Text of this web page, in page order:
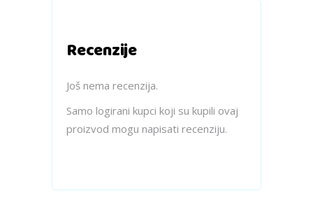
Recenzije
Još nema recenzija.
Samo logirani kupci koji su kupili ovaj
proizvod mogu napisati recenziju.